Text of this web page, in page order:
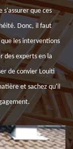
s'assurer que ces
Donc, il faut
les interventions
des experts en la
de convier Louiti
et sachez qu'il